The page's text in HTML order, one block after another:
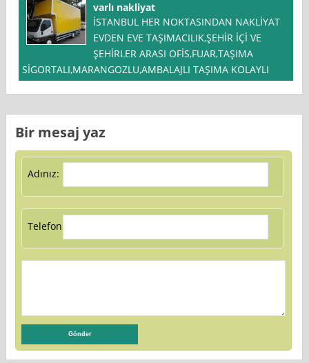
varlı nakliyat
İSTANBUL HER NOKTASINDAN NAKLİYAT
EVDEN EVE TAŞIMACILIK,ŞEHİR İÇİ VE
ŞEHİRLER ARASI OFİS,FUAR,TAŞIMA
SİGORTALI,MARANGOZLU,AMBALAJLI TAŞIMA KOLAYLI
Bir mesaj yaz
Adınız:
Telefon: